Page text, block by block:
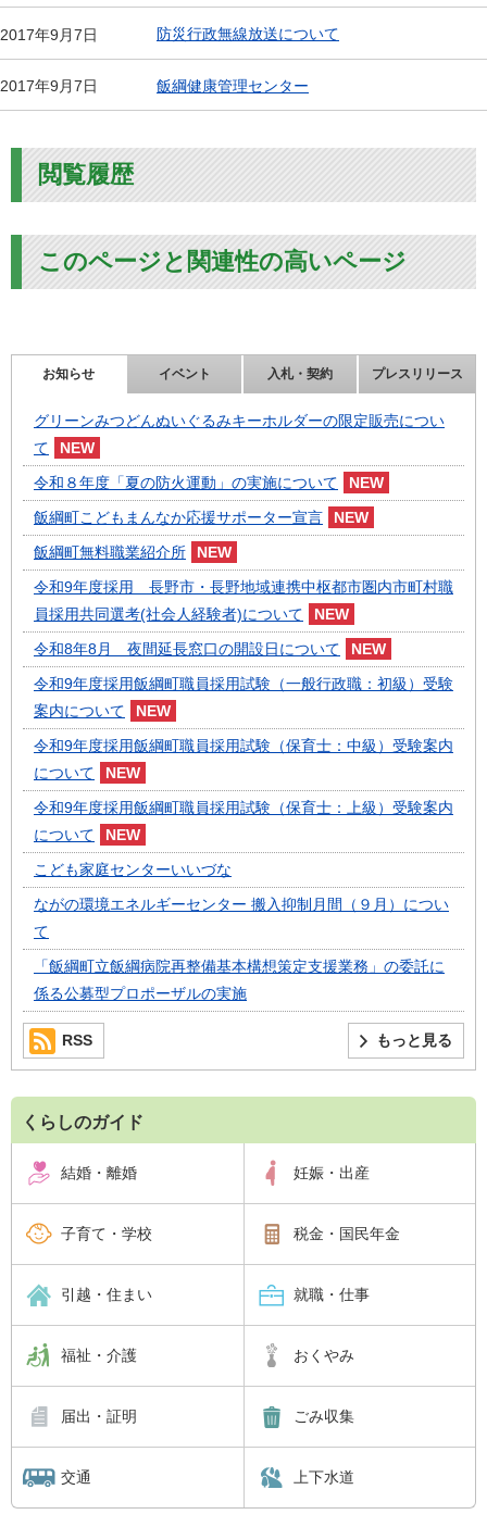
2017年9月7日 防災行政無線放送について
2017年9月7日 飯綱健康管理センター
閲覧履歴
このページと関連性の高いページ
お知らせ イベント 入札・契約 プレスリリース
グリーンみつどんぬいぐるみキーホルダーの限定販売につい
て
令和８年度「夏の防火運動」の実施について
飯綱町こどもまんなか応援サポーター宣言
飯綱町無料職業紹介所
令和9年度採用 長野市・長野地域連携中枢都市圏内市町村職
員採用共同選考(社会人経験者)について
令和8年8月 夜間延長窓口の開設日について
令和9年度採用飯綱町職員採用試験（一般行政職：初級）受験
案内について
令和9年度採用飯綱町職員採用試験（保育士：中級）受験案内
について
令和9年度採用飯綱町職員採用試験（保育士：上級）受験案内
について
こども家庭センターいいづな
ながの環境エネルギーセンター 搬入抑制月間（９月）につい
て
「飯綱町立飯綱病院再整備基本構想策定支援業務」の委託に
係る公募型プロポーザルの実施
もっと見る
RSS
くらしのガイド
結婚・離婚 妊娠・出産
子育て・学校 税金・国民年金
引越・住まい 就職・仕事
福祉・介護 おくやみ
届出・証明 ごみ収集
交通 上下水道